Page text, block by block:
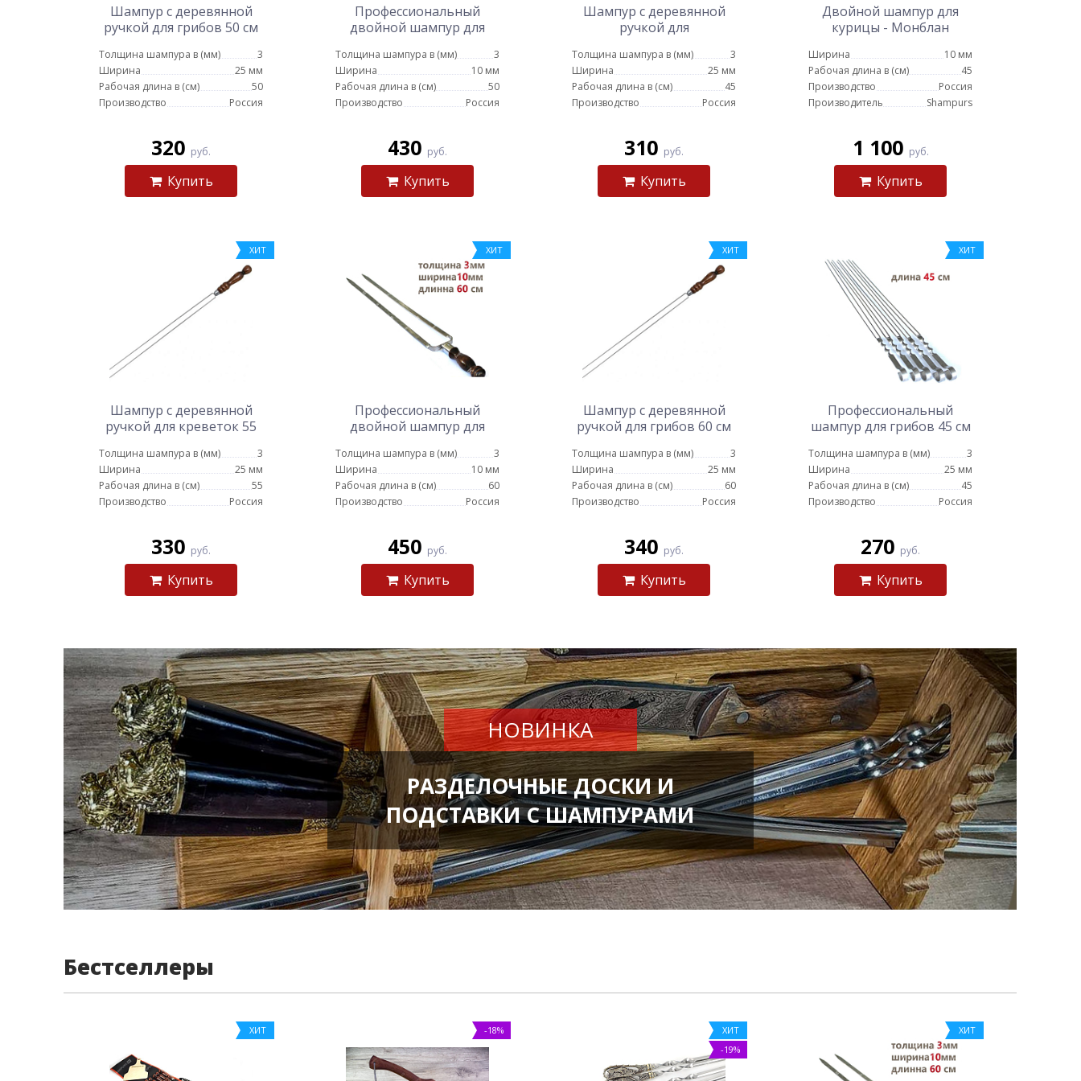
Шампур с деревянной
ручкой для грибов 50 см
Толщина шампура в (мм)
3
Ширина
25 мм
Рабочая длина в (см)
50
Производство
Россия
320 руб.
Купить
Профессиональный
двойной шампур для
Толщина шампура в (мм)
3
Ширина
10 мм
Рабочая длина в (см)
50
Производство
Россия
430 руб.
Купить
Шампур с деревянной
ручкой для
Толщина шампура в (мм)
3
Ширина
25 мм
Рабочая длина в (см)
45
Производство
Россия
310 руб.
Купить
Двойной шампур для
курицы - Монблан
Ширина
10 мм
Рабочая длина в (см)
45
Производство
Россия
Производитель
Shampurs
1 100 руб.
Купить
ХИТ
Шампур с деревянной
ручкой для креветок 55
Толщина шампура в (мм)
3
Ширина
25 мм
Рабочая длина в (см)
55
Производство
Россия
330 руб.
Купить
ХИТ
Профессиональный
двойной шампур для
Толщина шампура в (мм)
3
Ширина
10 мм
Рабочая длина в (см)
60
Производство
Россия
450 руб.
Купить
ХИТ
Шампур с деревянной
ручкой для грибов 60 см
Толщина шампура в (мм)
3
Ширина
25 мм
Рабочая длина в (см)
60
Производство
Россия
340 руб.
Купить
ХИТ
Профессиональный
шампур для грибов 45 см
Толщина шампура в (мм)
3
Ширина
25 мм
Рабочая длина в (см)
45
Производство
Россия
270 руб.
Купить
НОВИНКА
РАЗДЕЛОЧНЫЕ ДОСКИ И
ПОДСТАВКИ С ШАМПУРАМИ
Бестселлеры
ХИТ -18%
ХИТ
-19%
ХИТ